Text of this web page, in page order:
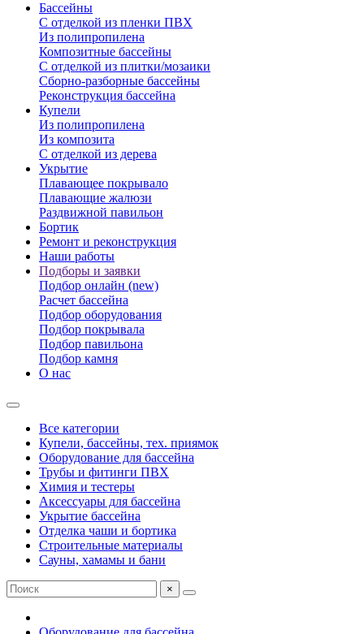
Бассейны
С отделкой из пленки ПВХ
Из полипропилена
Композитные бассейны
С отделкой из плитки/мозаики
Сборно-разборные бассейны
Реконструкция бассейна
Купели
Из полипропилена
Из композита
С отделкой из дерева
Укрытие
Плавающее покрывало
Плавающие жалюзи
Раздвижной павильон
Бортик
Ремонт и реконструкция
Наши работы
Подборы и заявки
Подбор онлайн (new)
Расчет бассейна
Подбор оборудования
Подбор покрывала
Подбор павильона
Подбор камня
О нас
Все категории
Купели, бассейны, тех. приямок
Оборудование для бассейна
Трубы и фитинги ПВХ
Химия и тестеры
Аксессуары для бассейна
Укрытие бассейна
Отделка чаши и бортика
Строительные материалы
Сауны, хамамы и бани
×